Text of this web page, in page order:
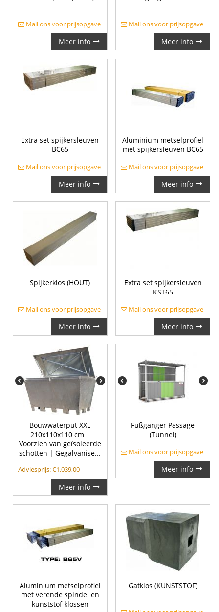
Mail ons voor prijsopgave
Meer info
Mail ons voor prijsopgave
Meer info
Extra set spijkersleuven
BC65
Mail ons voor prijsopgave
Meer info
Aluminium metselprofiel
met spijkersleuven BC65
Mail ons voor prijsopgave
Meer info
Spijkerklos (HOUT)
Mail ons voor prijsopgave
Meer info
Extra set spijkersleuven
KST65
Mail ons voor prijsopgave
Meer info
Bouwwaterput XXL
210x110x110 cm |
Voorzien van geïsoleerde
schotten | Gegalvanise...
Adviesprijs:€1.039,00
Meer info
Fußgänger Passage
(Tunnel)
Mail ons voor prijsopgave
Meer info
Aluminium metselprofiel
met verende spindel en
kunststof klossen
Gatklos (KUNSTSTOF)